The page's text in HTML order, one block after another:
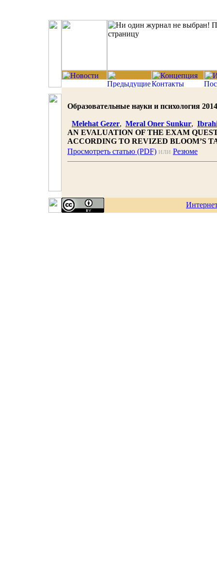
Образовательные науки и психология
Melehat Gezer, Meral Oner Sunkur,
AN EVALUATION OF THE EXAM
ACCORDING TO REVIZED BLOOM’S
Просмотреть статью (PDF) или Резюме